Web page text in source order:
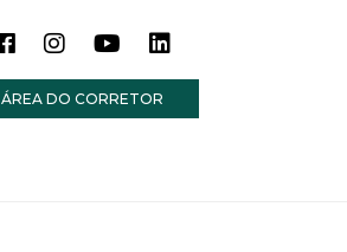
ÁREA DO CORRETOR